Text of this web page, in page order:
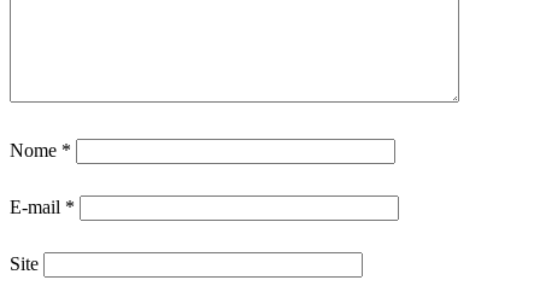
Nome *
E-mail *
Site